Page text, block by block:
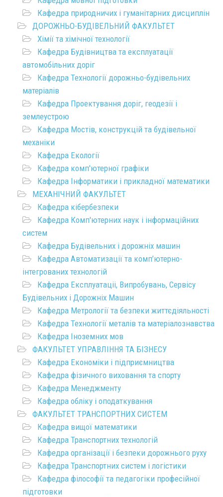
Кафедра природничих і гуманітарних дисциплін
ДОРОЖНЬО-БУДІВЕЛЬНИЙ ФАКУЛЬТЕТ
Хімії та хімічної технології
Кафедра Будівництва та експлуатації
автомобільних доріг
Кафедра Технології дорожньо-будівельних
матеріалів
Кафедра Проектування доріг, геодезії і
землеустрою
Кафедра Мостів, конструкцій та будівельної
механіки
Кафедра Екології
Кафедра комп'ютерної графіки
Кафедра Інформатики і прикладної математики
МЕХАНІЧНИЙ ФАКУЛЬТЕТ
Кафедра кібербезпеки
Кафедра Комп'ютерних наук і інформаційних
систем
Кафедра Будівельних і дорожніх машин
Кафедра Автоматизації та комп’ютерно-
інтегрованих технологій
Кафедра Експлуатаціі, Випробувань, Сервісу
Будівельних і Дорожніх Машин
Кафедра Метрології та безпеки життєдіяльності
Кафедра Технології металів та матеріалознавства
Кафедра Іноземних мов
ФАКУЛЬТЕТ УПРАВЛІННЯ ТА БІЗНЕСУ
Кафедра Економіки і підприємництва
Кафедра фізичного виховання та спорту
Кафедра Менеджменту
Кафедра обліку і оподаткування
ФАКУЛЬТЕТ ТРАНСПОРТНИХ СИСТЕМ
Кафедра вищої математики
Кафедра Транспортних технологій
Кафедра організації і безпеки дорожнього руху
Кафедра Транспортних систем і логістики
Кафедра філософії та педагогіки професійної
підготовки